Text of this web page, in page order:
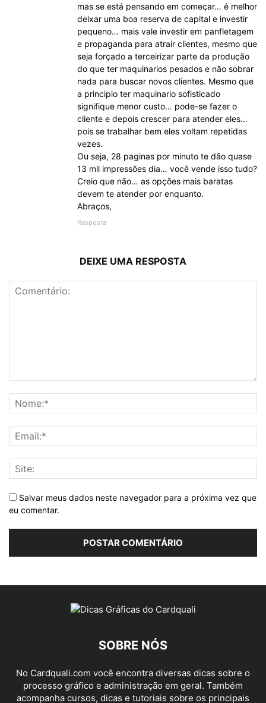
mas se está pensando em começar… é melhor
deixar uma boa reserva de capital e investir
pequeno… mais vale investir em panfletagem
e propaganda para atrair clientes, mesmo que
seja forçado a terceirizar parte da produção
do que ter maquinarios pesados e não sobrar
nada para buscar novos clientes. Mesmo que
a principio ter maquinario sofisticado
signifique menor custo… pode-se fazer o
cliente e depois crescer para atender eles…
pois se trabalhar bem eles voltam repetidas
vezes.
Ou seja, 28 paginas por minuto te dão quase
13 mil impressões dia… você vende isso tudo?
Creio que não… as opções mais baratas
devem te atender por enquanto.
Abraços,
Resposta
DEIXE UMA RESPOSTA
Salvar meus dados neste navegador para a próxima vez que
eu comentar.
SOBRE NÓS
No Cardquali.com você encontra diversas dicas sobre o
processo gráfico e administração em geral. Também
acompanha cursos, dicas e tutoriais sobre os principais